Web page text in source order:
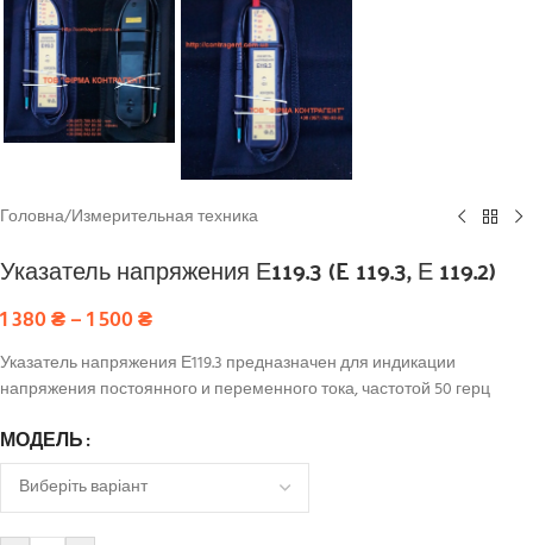
Головна/Измерительная техника
Указатель напряжения Е119.3 (E 119.3, Е 119.2)
1 380₴–1 500₴
Указатель напряжения Е119.3 предназначен для индикации
напряжения постоянного и переменного тока, частотой 50 герц
МОДЕЛЬ